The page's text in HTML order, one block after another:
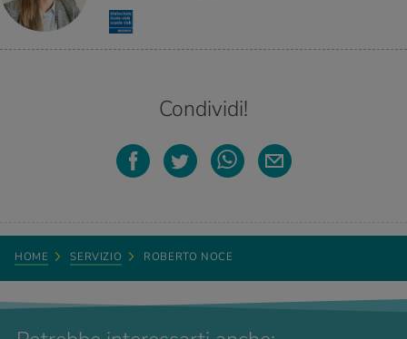
Condividi!
HOME SERVIZIO ROBERTO NOCE